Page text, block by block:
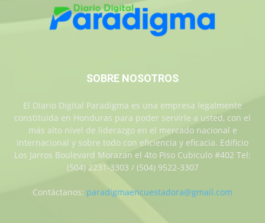
SOBRE NOSOTROS
El Diario Digital Paradigma es una empresa legalmente
constituida en Honduras para poder servirle a usted, con el
más alto nivel de liderazgo en el mercado nacional e
internacional y sobre todo con eficiencia y eficacia. Edificio
Los Jarros Boulevard Morazan el 4to Piso Cubiculo #402 Tel:
(504) 2231-3303 / (504) 9522-3307
Contáctanos: paradigmaencuestadora@gmail.com